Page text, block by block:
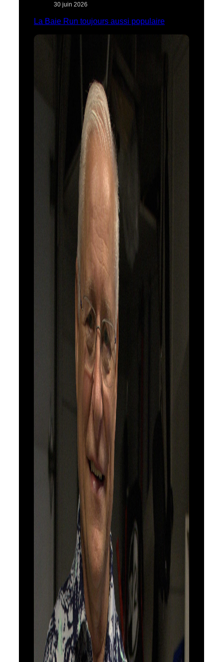
30 juin 2026
La Baie Run toujours aussi populaire